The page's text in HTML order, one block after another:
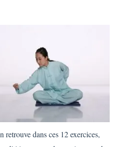
dans ces 12 exercices,